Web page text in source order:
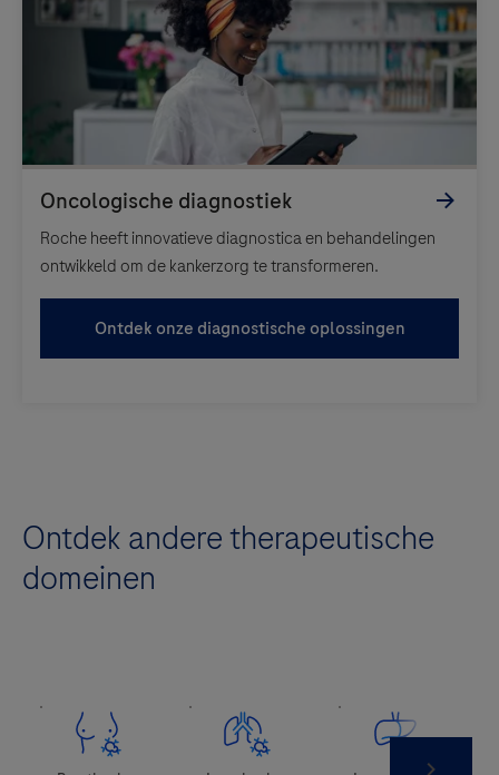
Roche heeft innovatieve diagnostica en behandelingen
ontwikkeld om de kankerzorg te transformeren.
Ontdek onze diagnostische oplossingen
Ontdek andere therapeutische
domeinen